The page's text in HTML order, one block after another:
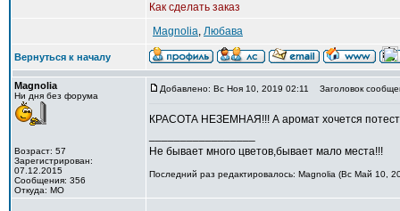
Как сделать заказ
Magnolia, Любава
Вернуться к началу
Magnolia
Ни дня без форума
Возраст: 57
Зарегистрирован:
07.12.2015
Сообщения: 356
Откуда: МО
Добавлено: Вс Ноя 10, 2019 02:11 Заголовок
КРАСОТА НЕЗЕМНАЯ!!! А аромат хочется
Не бывает много цветов,бывает мало места!!!
Последний раз редактировалось: Magnolia (Вс Май 10,